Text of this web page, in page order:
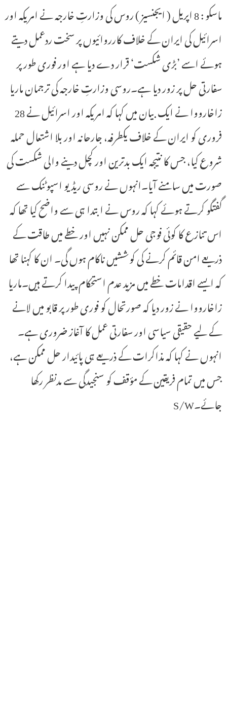
ماسکو : 8 اپریل ( ایجنسیز ) روس کی وزارتِ خارجہ نے امریکہ اور
اسرائیل کی ایران کے خلاف کارروائیوں پر سخت ردعمل دیتے
ہوئے اسے ’بڑی شکست‘ قرار دے دیا ہے اور فوری طور پر
سفارتی حل پر زور دیا ہے۔روسی وزارتِ خارجہ کی ترجمان ماریا
زاخارووا نے ایک بیان میں کہا کہ امریکہ اور اسرائیل نے 28
فروری کو ایران کے خلاف یکطرفہ، جارحانہ اور بلا اشتعال حملہ
شروع کیا، جس کا نتیجہ ایک بدترین اور کچل دینے والی شکست کی
صورت میں سامنے آیا۔انہوں نے روسی ریڈیو اسپوٹنک سے
گفتگو کرتے ہوئے کہا کہ روس نے ابتدا ہی سے واضح کیا تھا کہ
اس تنازع کا کوئی فوجی حل ممکن نہیں اور خطے میں طاقت کے
ذریعے امن قائم کرنے کی کوششیں ناکام ہوں گی۔ ان کا کہنا تھا
کہ ایسے اقدامات خطے میں مزید عدم استحکام پیدا کرتے ہیں۔ماریا
زاخارووا نے زور دیا کہ صورتحال کو فوری طور پر قابو میں لانے
کے لیے حقیقی سیاسی اور سفارتی عمل کا آغاز ضروری ہے۔
انہوں نے کہا کہ مذاکرات کے ذریعے ہی پائیدار حل ممکن ہے،
جس میں تمام فریقین کے مؤقف کو سنجیدگی سے مدنظر رکھا
جائے۔S/W